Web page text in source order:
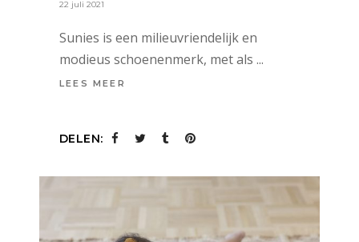
22 juli 2021
Sunies is een milieuvriendelijk en
modieus schoenenmerk, met als
LEES MEER
DELEN: